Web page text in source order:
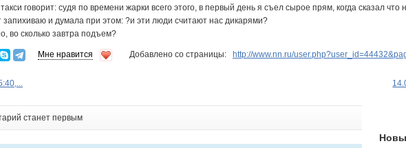
говорит: судя по времени жарки всего этого, в первый день я съел сырое прям, когда сказал
запихиваю и думала при этом: ?и эти люди считают нас дикарями?
во сколько завтра подъем?
Мне нравится Добавлено со страницы: http://www.nn.ru/
станет первым